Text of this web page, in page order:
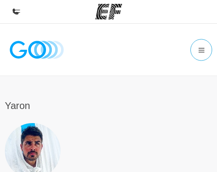
Hjem
Finn et kontor
Om oss
Hvem vi er
Yaron